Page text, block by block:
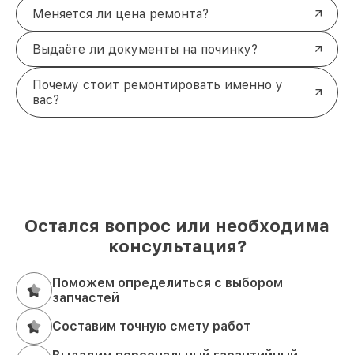
Меняется ли цена ремонта?
Выдаёте ли документы на починку?
Почему стоит ремонтировать именно у
вас?
Остался вопрос или необходима
консультация?
Поможем определиться с выбором
запчастей
Составим точную смету работ